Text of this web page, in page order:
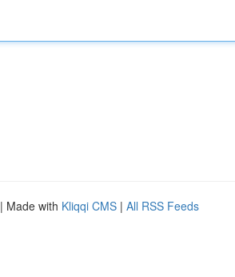
| Made with Kliqqi CMS | All RSS Feeds